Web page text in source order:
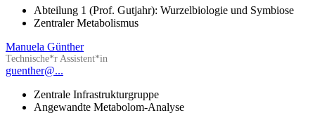
Abteilung 1 (Prof. Gutjahr): Wurzelbiologie und Symbiose
Zentraler Metabolismus
Manuela Günther
Technische*r Assistent*in
guenther@...
Zentrale Infrastrukturgruppe
Angewandte Metabolom-Analyse